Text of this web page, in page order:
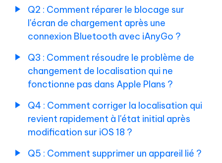
dans
Apple
Maps
Q4:Comment
réparer
retour
de
l'emplacement
après
sur
de
iAnyGo
avant
la
localisation
sur
mode
et
Q2 : Comment réparer le blocage sur
l'écran de chargement après une
connexion Bluetooth avec iAnyGo ?
Q3 : Comment résoudre le problème de
changement de localisation qui ne
fonctionne pas dans Apple Plans ?
Q4 : Comment corriger la localisation qui
revient rapidement à l'état initial après
modification sur iOS 18 ?
Q5 : Comment supprimer un appareil lié ?